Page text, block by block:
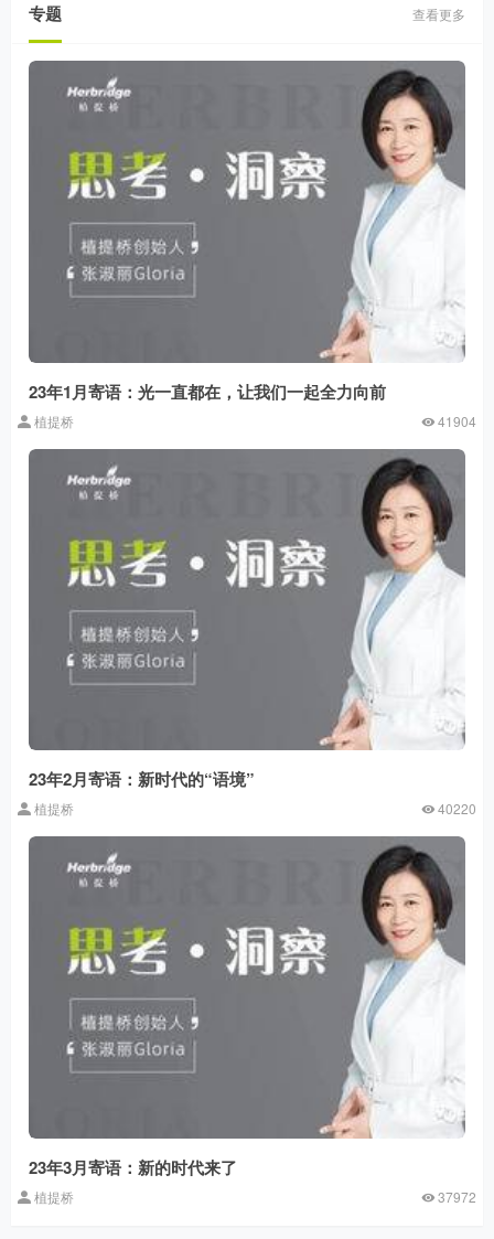
专题 查看更多
23年1月寄语：光一直都在，让我们一起全力向前
植提桥 41904
23年2月寄语：新时代的“语境”
植提桥 40220
23年3月寄语：新的时代来了
植提桥 37972